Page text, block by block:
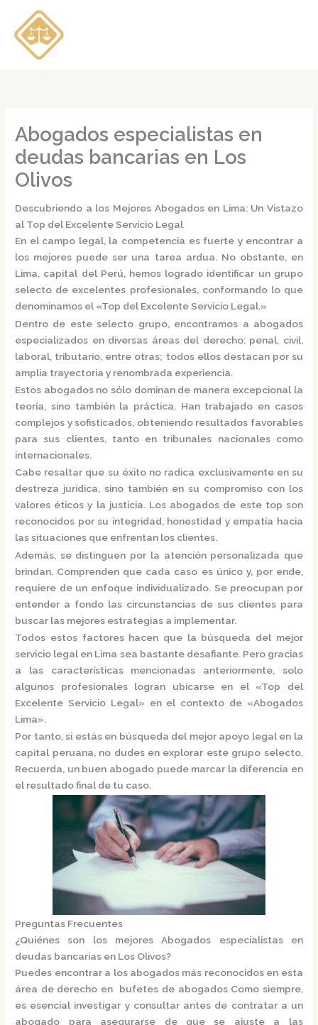
contenido
Abogados especialistas en
deudas bancarias en Los
Olivos
Descubriendo a los Mejores Abogados en Lima: Un Vistazo
al Top del Excelente Servicio Legal
En el campo legal, la competencia es fuerte y encontrar a
los mejores puede ser una tarea ardua. No obstante, en
Lima, capital del Perú, hemos logrado identificar un grupo
selecto de excelentes profesionales, conformando lo que
denominamos el «Top del Excelente Servicio Legal.»
Dentro de este selecto grupo, encontramos a abogados
especializados en diversas áreas del derecho: penal, civil,
laboral, tributario, entre otras; todos ellos destacan por su
amplia trayectoria y renombrada experiencia.
Estos abogados no sólo dominan de manera excepcional la
teoría, sino también la práctica. Han trabajado en casos
complejos y sofisticados, obteniendo resultados favorables
para sus clientes, tanto en tribunales nacionales como
internacionales.
Cabe resaltar que su éxito no radica exclusivamente en su
destreza jurídica, sino también en su compromiso con los
valores éticos y la justicia. Los abogados de este top son
reconocidos por su integridad, honestidad y empatía hacia
las situaciones que enfrentan los clientes.
Además, se distinguen por la atención personalizada que
brindan. Comprenden que cada caso es único y, por ende,
requiere de un enfoque individualizado. Se preocupan por
entender a fondo las circunstancias de sus clientes para
buscar las mejores estrategias a implementar.
Todos estos factores hacen que la búsqueda del mejor
servicio legal en Lima sea bastante desafiante. Pero gracias
a las características mencionadas anteriormente, solo
algunos profesionales logran ubicarse en el «Top del
Excelente Servicio Legal» en el contexto de «Abogados
Lima».
Por tanto, si estás en búsqueda del mejor apoyo legal en la
capital peruana, no dudes en explorar este grupo selecto.
Recuerda, un buen abogado puede marcar la diferencia en
el resultado final de tu caso.
Preguntas Frecuentes
¿Quiénes son los mejores Abogados especialistas en
deudas bancarias en Los Olivos?
Puedes encontrar a los abogados más reconocidos en esta
área de derecho en bufetes de abogados Como siempre,
es esencial investigar y consultar antes de contratar a un
abogado para asegurarse de que se ajuste a las